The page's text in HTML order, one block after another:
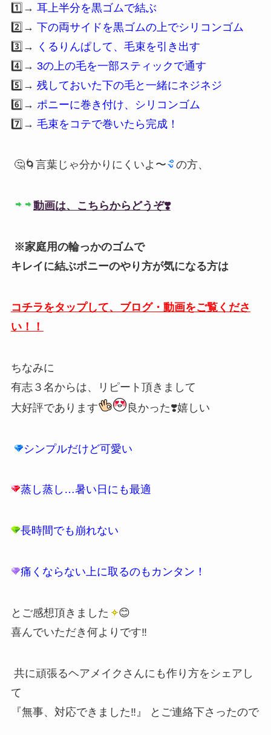
1️⃣→ 耳上半分を黒ゴムで結ぶ
2️⃣→ 下の両サイドを黒ゴムの上でシリコンゴム
3️⃣→ くるりんぱして、毛束を引き出す
4️⃣→ 3の上の毛を一部スティックで通す
5️⃣→ 残しておいた下の毛と一緒にネジネジ
6️⃣→ ポニーに巻き付け、シリコンゴム
7️⃣→ 毛束をコテで巻いたら完成！
🤔🌀言葉じゃ分かりにくいよ〜 の方、
動画は、こちらからどうぞ❣️
※家庭用の輪っかのゴムで
キレイに結ぶポニーのやり方が気になる方は
コチラをタップして、ブログ・動画をご覧くださ
い！！
ちなみに
有志３名からは、リピート頂きまして
大好評であります
良かった❣️嬉しい
シンプルだけど可愛い
蒸し蒸し…暑い日にも最適
長時間でも崩れない
痛くならない上に取るのもカンタン！
とご感想頂きました
😊
喜んでいただき何よりです‼︎
共に頑張るヘアメイクさんにも作り方をシェアし
て
『無事、対応できました‼️』 とご連絡下さったので